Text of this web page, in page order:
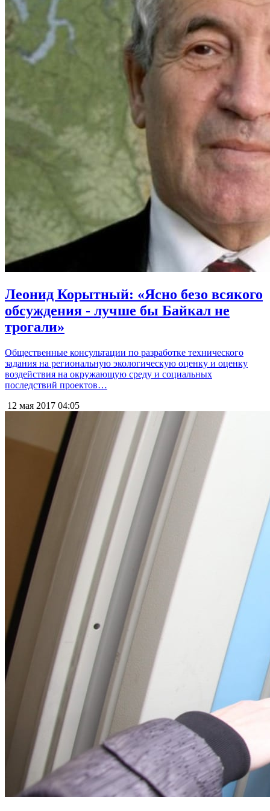
Леонид Корытный: «Ясно безо всякого
обсуждения - лучше бы Байкал не
трогали»
Общественные консультации по разработке технического
задания на региональную экологическую оценку и оценку
воздействия на окружающую среду и социальных
последствий проектов…
12 мая 2017 04:05